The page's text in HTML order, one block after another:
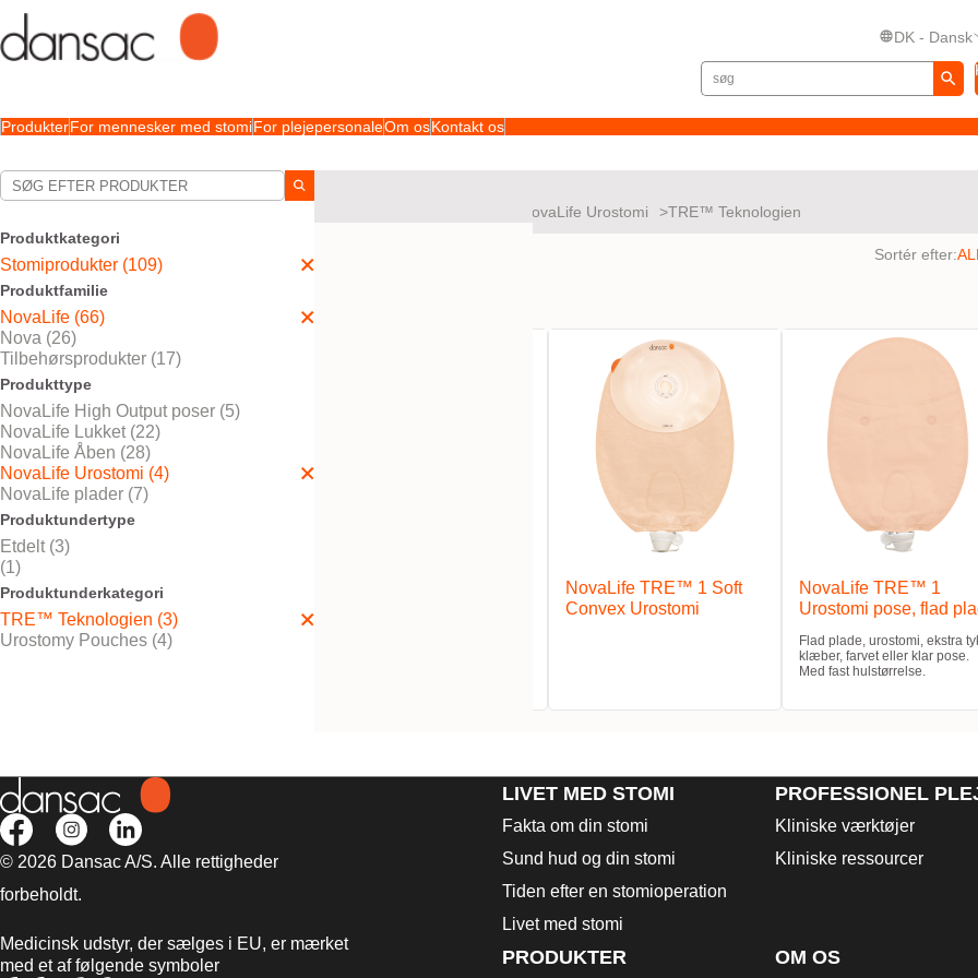
DK - Dansk
ProdukterFor mennesker med stomiFor plejepersonaleOm osKontakt os
Produktkategori
Stomiprodukter (109)
Produktfamilie
NovaLife (66)
Nova (26)
Tilbehørsprodukter (17)
Produkttype
NovaLife High Output poser (5)
NovaLife Lukket (22)
NovaLife Åben (28)
NovaLife Urostomi (4)
NovaLife plader (7)
Produktundertype
Etdelt (3)
(1)
Produktunderkategori
TRE™ Teknologien (3)
Urostomy Pouches (4)
NovaLife Urostomi TRE™ Teknologien
Sortér efter:
NovaLife TRE™ 1 Soft
Convex Urostomi
NovaLife TRE™ 1
Urostomi pose, flad
Flad plade, urostomi, ekstra
klæber, farvet eller klar pose.
Med fast hulstørrelse.
© 2026 Dansac A/S. Alle rettigheder
forbeholdt.
Medicinsk udstyr, der sælges i EU, er mærket
med et af følgende symboler
LIVET MED STOMI
Fakta om din stomi
Sund hud og din stomi
Tiden efter en stomioperation
Livet med stomi
PROFESSIONEL
Kliniske værktøjer
Kliniske ressourcer
PRODUKTER OM OS